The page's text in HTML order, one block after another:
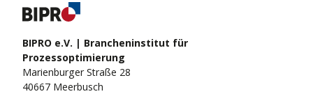
BIPRO e.V. | Brancheninstitut für
Prozessoptimierung
Marienburger Straße 28
40667 Meerbusch